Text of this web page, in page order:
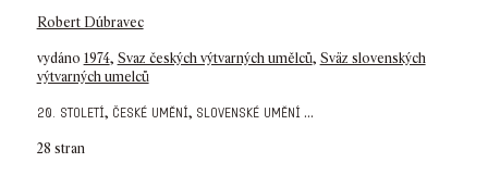
Robert Dúbravec
vydáno 1974, Svaz českých výtvarných umělců, Sväz slovenských
výtvarných umelců
20. století, české umění, slovenské umění ...
28 stran